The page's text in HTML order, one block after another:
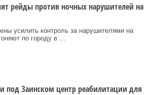
рейды против ночных нарушителей на
усилить контроль за нарушителями на
по городу в ...
под Заинском центр реабилитации для